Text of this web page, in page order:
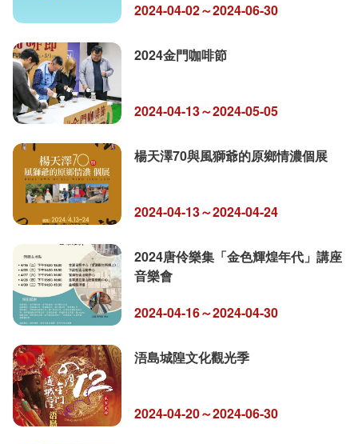
2024-04-02～2024-06-30
2024金門咖啡節
2024-04-13～2024-05-05
楊天澤70與風獅爺的原鄉情濃個展
2024-04-13～2024-04-24
2024唐伶樂集「金色輝煌年代」講座
音樂會
2024-04-16～2024-04-30
浯島城隍文化觀光季
2024-04-20～2024-06-30